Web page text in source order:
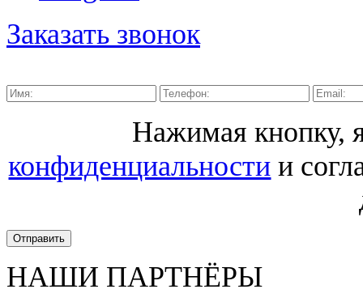
Заказать звонок
Нажимая кнопку,
конфиденциальности и
Отправить
НАШИ ПАРТНЁРЫ